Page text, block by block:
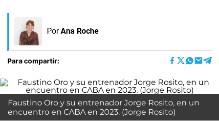
Por Ana Roche
Para compartir:
Faustino Oro y su entrenador Jorge Rosito, en un
encuentro en CABA en 2023. (Jorge Rosito)